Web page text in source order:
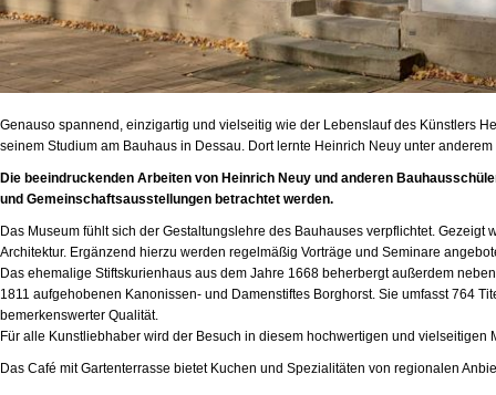
Genauso spannend, einzigartig und vielseitig wie der Lebenslauf des Künstlers
seinem Studium am Bauhaus in Dessau. Dort lernte Heinrich Neuy unter
Die beeindruckenden Arbeiten von Heinrich Neuy und anderen
und Gemeinschaftsausstellungen betrachtet werden.
Das Museum fühlt sich der Gestaltungslehre des Bauhauses verpflichtet.
Architektur. Ergänzend hierzu werden regelmäßig Vorträge und Seminare
Das ehemalige Stiftskurienhaus aus dem Jahre 1668 beherbergt außerdem
1811 aufgehobenen Kanonissen- und Damenstiftes Borghorst. Sie umfasst 764
bemerkenswerter Qualität.
Für alle Kunstliebhaber wird der Besuch in diesem hochwertigen und vielseitigen
Das Café mit Gartenterrasse bietet Kuchen und Spezialitäten von regionalen